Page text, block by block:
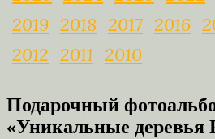
2019 2018 2017 2016
2012 2011 2010
Подарочный
«Уникальные деревья